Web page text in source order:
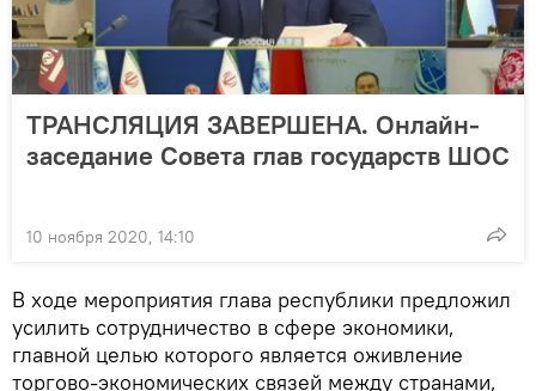
ТРАНСЛЯЦИЯ ЗАВЕРШЕНА. Онлайн-
заседание Совета глав государств ШОС
10 ноября 2020, 14:10
В ходе мероприятия глава республики предложил
усилить сотрудничество в сфере экономики,
главной целью которого является оживление
торгово-экономических связей между странами,